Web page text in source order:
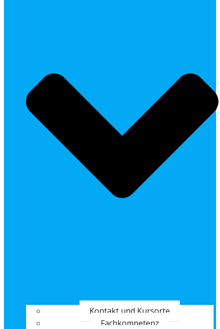
Kontakt und Kursorte
Fachkompetenz